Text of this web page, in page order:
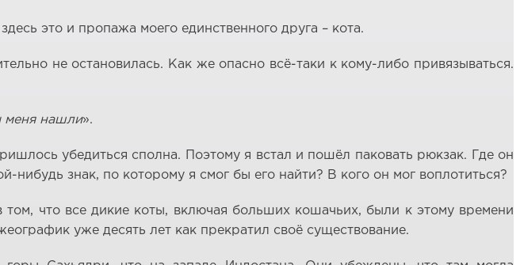
это и пропажа моего единственного друга – кота.
не остановилась. Как же опасно всё-таки к кому-либо привязываться.
меня нашли».
убедиться сполна. Поэтому я встал и пошёл паковать рюкзак. Где он
нибудь знак, по которому я смог бы его найти? В кого он мог воплотиться?
что все дикие коты, включая больших кошачьих, были к этому времени
уже десять лет как прекратил своё существование.